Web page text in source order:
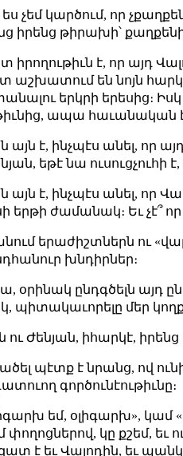
չեմ կարծում, որ
իրենց թիրախի՝
իրողութիւն է, որ այդ
աշխատում են նոյն
երկրի երեսից։
ապա հաւանական
այն է, ինչպէս անել, որ
եթէ նա
այն է, ինչպէս անել, որ
երթի ժամանակ։ Եւ չէ՞
երաժիշտներն ու
խնդիրներ։
օրինակ ընդգծելն այդ
պիտակաւորելը մեր
ու Ժենյան, իհարկէ,
պէտք է նրանց, ով
գործունէութիւնը։
եմ, օլիգարխ», կամ
փողոցներով, կը քշեմ, եւ
է եւ Վալոդին, եւ